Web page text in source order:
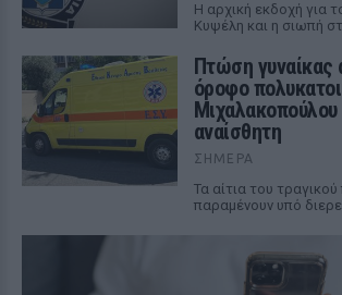
Η αρχική εκδοχή για
Κυψέλη και η σιωπή
Πτώση γυναίκας
όροφο
αναίσθητη
ΣΉΜΕΡΑ
Τα αίτια του
παραμένουν υπό